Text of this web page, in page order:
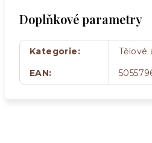
Doplňkové parametry
Kategorie:
Tělové
EAN: